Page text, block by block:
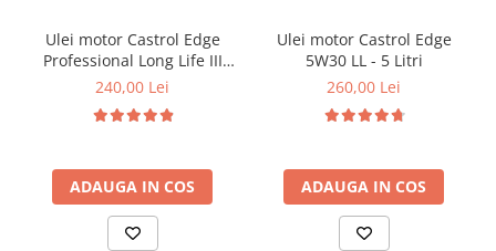
■ Accesorii auto exterior
■ Intretinere auto
■ Siguranta auto
■ Electrice
■ Truse si scule de mana
Ulei motor Castrol Edge
Professional Long Life III
5W30 - 4 Litri
240,00 Lei
ADAUGA IN COS
Ulei motor Castrol Edge
5W30 LL - 5 Litri
260,00 Lei
ADAUGA IN COS